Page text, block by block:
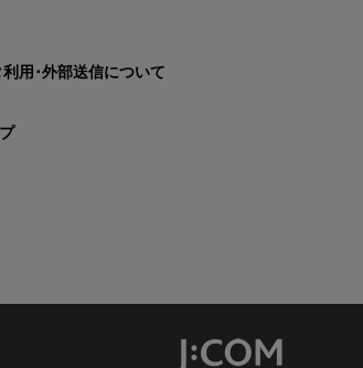
用･外部送信について